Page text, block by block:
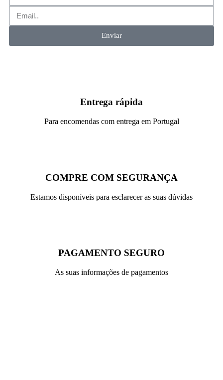
Enviar
Entrega rápida
Para encomendas com entrega em Portugal
COMPRE COM SEGURANÇA
Estamos disponíveis para esclarecer as suas dúvidas
PAGAMENTO SEGURO
As suas informações de pagamentos